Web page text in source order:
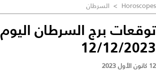
Horoscopes
> السرطان
توقعات برج السرطان اليوم
12/12/2023
12 كانون الأول 2023